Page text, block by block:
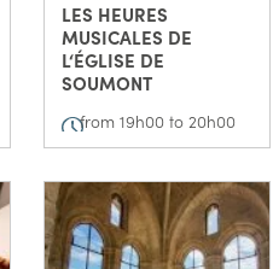
LES HEURES
MUSICALES DE
L‘ÉGLISE DE
SOUMONT
from 19h00 to 20h00